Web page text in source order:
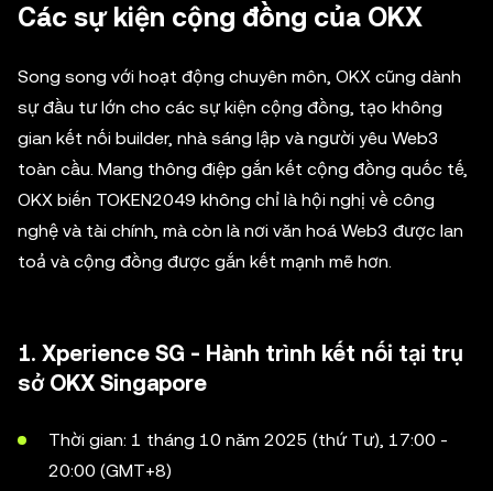
Các sự kiện cộng đồng của OKX
Song song với hoạt động chuyên môn, OKX cũng dành
sự đầu tư lớn cho các sự kiện cộng đồng, tạo không
gian kết nối builder, nhà sáng lập và người yêu Web3
toàn cầu. Mang thông điệp gắn kết cộng đồng quốc tế,
OKX biến TOKEN2049 không chỉ là hội nghị về công
nghệ và tài chính, mà còn là nơi văn hoá Web3 được lan
toả và cộng đồng được gắn kết mạnh mẽ hơn.
1. Xperience SG - Hành trình kết nối tại trụ
sở OKX Singapore
Thời gian: 1 tháng 10 năm 2025 (thứ Tư), 17:00 -
20:00 (GMT+8)